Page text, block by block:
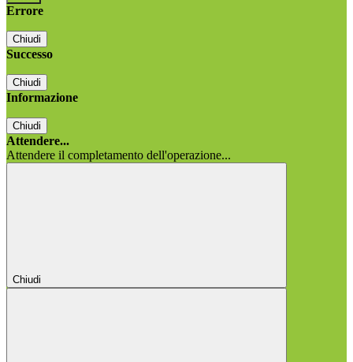
Errore
Chiudi
Successo
Chiudi
Informazione
Chiudi
Attendere...
Attendere il completamento dell'operazione...
Chiudi